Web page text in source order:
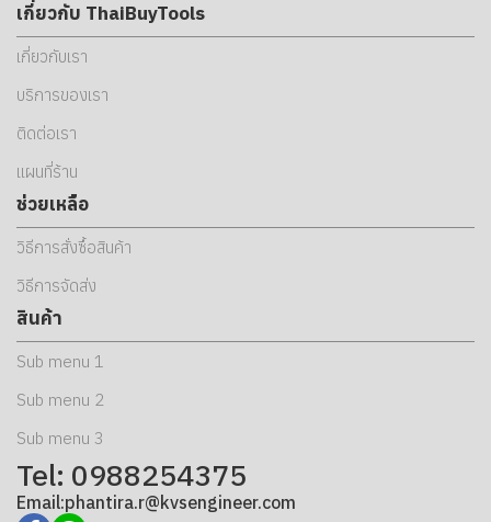
เกี่ยวกับ ThaiBuyTools
เกี่ยวกับเรา
บริการของเรา
ติดต่อเรา
แผนที่ร้าน
ช่วยเหลือ
วิธีการสั่งซื้อสินค้า
วิธีการจัดส่ง
สินค้า
Sub menu 1
Sub menu 2
Sub menu 3
Tel: 0988254375
Email:phantira.r@kvsengineer.com